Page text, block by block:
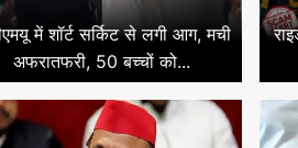
में शॉर्ट सर्किट से लगी आग, मची
अफरातफरी, 50 बच्चों को...